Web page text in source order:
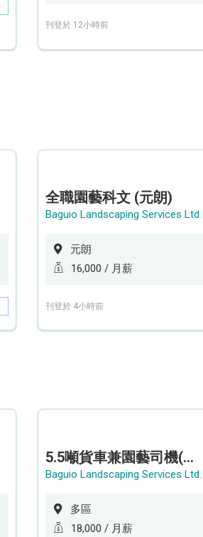
刊登於 12小時前
全職園藝科文 (元朗)
Baguio Landscaping Services Ltd.
元朗
16,000 / 月薪
刊登於 4小時前
5.5噸貨車兼園藝司機(港九新界)
Baguio Landscaping Services Ltd.
多區
18,000 / 月薪